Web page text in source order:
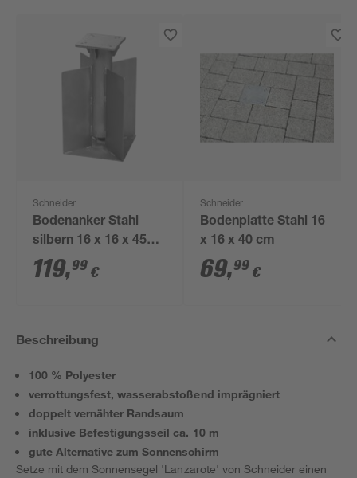
Schneider
Bodenanker Stahl
silbern 16 x 16 x 45
cm
119,99 €
Schneider
Bodenplatte Stahl 16
x 16 x 40 cm
69,99 €
Beschreibung
100 % Polyester
verrottungsfest, wasserabstoßend imprägniert
doppelt vernähter Randsaum
inklusive Befestigungsseil ca. 10 m
gute Alternative zum Sonnenschirm
Setze mit dem Sonnensegel 'Lanzarote' von Schneider einen